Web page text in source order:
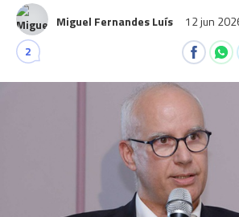
Miguel Fernandes Luís 12 jun
2